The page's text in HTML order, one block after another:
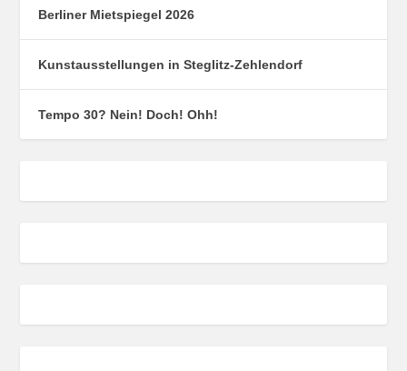
Berliner Mietspiegel 2026
Kunstausstellungen in Steglitz-Zehlendorf
Tempo 30? Nein! Doch! Ohh!